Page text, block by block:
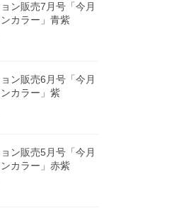
ン販売7月号「今月
カラー」青紫
ン販売6月号「今月
カラー」紫
ン販売5月号「今月
カラー」赤紫